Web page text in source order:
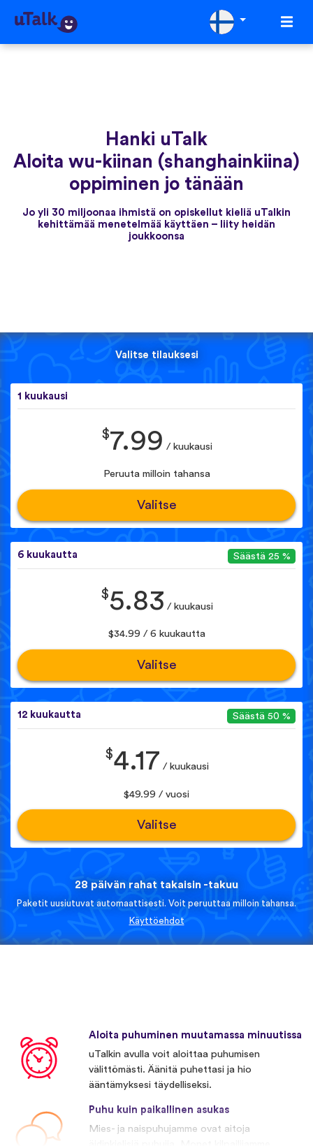
Hanki uTalk
Aloita wu-kiinan (shanghainkiina)
oppiminen jo tänään
Jo yli 30 miljoonaa ihmistä on opiskellut kieliä uTalkin
kehittämää menetelmää käyttäen – liity heidän
joukkoonsa
Valitse tilauksesi
1 kuukausi
$7.99 / kuukausi
Peruuta milloin tahansa
Valitse
6 kuukautta Säästä 25 %
$5.83 / kuukausi
$34.99 / 6 kuukautta
Valitse
12 kuukautta Säästä 50 %
$4.17 / kuukausi
$49.99 / vuosi
Valitse
28 päivän rahat takaisin -takuu
Paketit uusiutuvat automaattisesti. Voit peruuttaa milloin tahansa.
Käyttöehdot
Aloita puhuminen muutamassa minuutissa
uTalkin avulla voit aloittaa puhumisen
välittömästi. Äänitä puhettasi ja hio
ääntämyksesi täydelliseksi.
Puhu kuin paikallinen asukas
Mies- ja naispuhujamme ovat aitoja